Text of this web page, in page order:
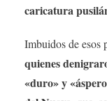
caricatura
Imbuidos de esos
quienes
«duro» y